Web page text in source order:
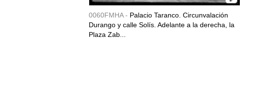
0060FMHA - Palacio Taranco. Circunvalación
Durango y calle Solís. Adelante a la derecha, la
Plaza Zab...